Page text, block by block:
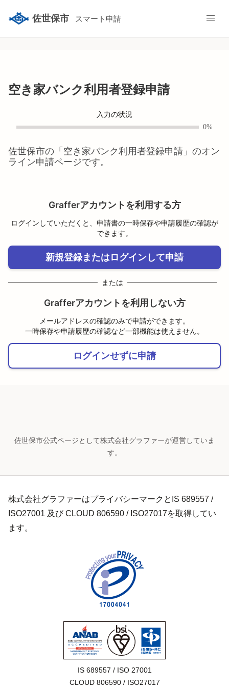
佐世保市 スマート申請
空き家バンク利用者登録申請
入力の状況
0%
佐世保市の「 空き家バンク利用者登録申請 」のオン
ライン申請ページです。
Grafferアカウントを利用する方
ログインしていただくと、申請書の一時保存や申請履歴の確認が
できます。
新規登録またはログインして申請
または
Grafferアカウントを利用しない方
メールアドレスの確認のみで申請ができます。
一時保存や申請履歴の確認など一部機能は使えません。
ログインせずに申請
佐世保市公式ページとして株式会社グラファーが運営していま
す。
株式会社グラファーはプライバシーマークとIS 689557 /
ISO27001 及び CLOUD 806590 / ISO27017を取得してい
ます。
IS 689557 / ISO 27001
CLOUD 806590 / ISO27017